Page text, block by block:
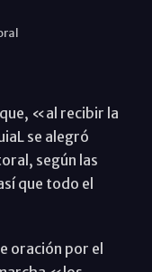
«al recibir la
se alegró
según las
que todo el
oración por el